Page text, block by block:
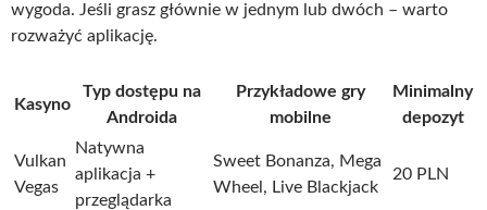
wygoda. Jeśli grasz głównie w jednym lub dwóch – warto
rozważyć aplikację.
Kasyno
Typ dostępu na
Androida
Przykładowe gry
mobilne
Minimalny
depozyt
Vulkan
Vegas
Natywna
aplikacja +
przeglądarka
Sweet Bonanza, Mega
Wheel, Live Blackjack
20 PLN